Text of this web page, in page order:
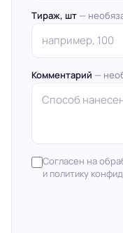
Тираж, шт —
Комментарий —
Согласен на
и политику